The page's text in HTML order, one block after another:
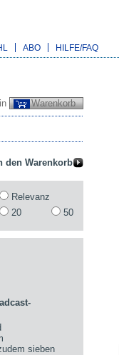
ABO HILFE/FAQ
Warenkorb
Relevanz
20 50
sieben